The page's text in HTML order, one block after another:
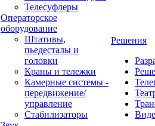
Телесуфлеры
Операторское
оборудование
Штативы,
пьедесталы и
головки
Краны и тележки
Камерные системы -
передвижение/
управление
Стабилизаторы
Решения